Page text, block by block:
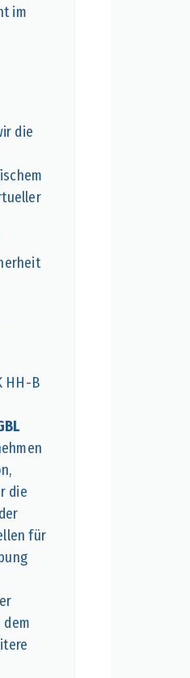
im
die
HH-B
die
für
dem